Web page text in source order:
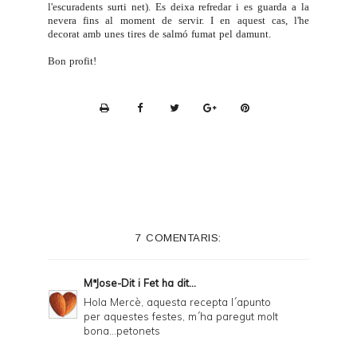
l'escuradents surti net). Es deixa refredar i es guarda a la
nevera fins al moment de servir. I en aquest cas, l'he
decorat amb unes tires de salmó fumat pel damunt.
Bon profit!
i
7 COMENTARIS:
MªJose-Dit i Fetha dit...
Hola Mercè, aquesta recepta l´apunto
per aquestes festes, m´ha paregut molt
bona...petonets